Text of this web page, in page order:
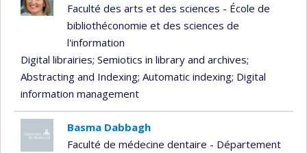
Faculté des arts et des sciences - École de
bibliothéconomie et des sciences de
l'information
Digital librairies; Semiotics in library and archives;
Abstracting and Indexing; Automatic indexing; Digital
information management
Basma Dabbagh
Faculté de médecine dentaire - Département